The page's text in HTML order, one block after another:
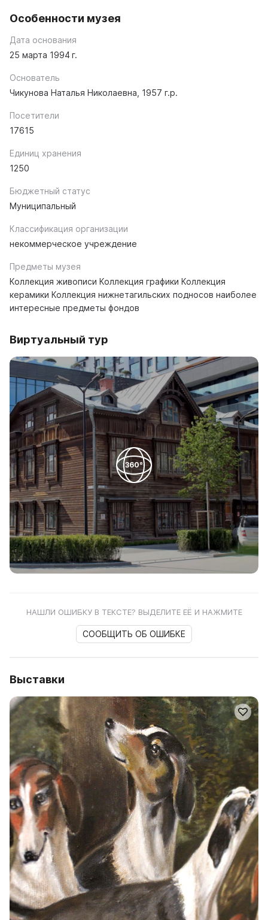
Особенности музея
Дата основания
25 марта 1994 г.
Основатель
Чикунова Наталья Николаевна, 1957 г.р.
Посетители
17615
Единиц хранения
1250
Бюджетный статус
Муниципальный
Классификация организации
некоммерческое учреждение
Предметы музея
Коллекция живописи Коллекция графики Коллекция
керамики Коллекция нижнетагильских подносов наиболее
интересные предметы фондов
Виртуальный тур
360°
НАШЛИ ОШИБКУ В ТЕКСТЕ? ВЫДЕЛИТЕ ЕЁ И НАЖМИТЕ
СООБЩИТЬ ОБ ОШИБКЕ
Выставки